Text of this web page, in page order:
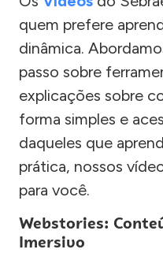
quem prefere
dinâmica.
passo sobre
explicações sobre
forma simples e
daqueles que
prática, nossos
para você.
Webstories:
Imersivo